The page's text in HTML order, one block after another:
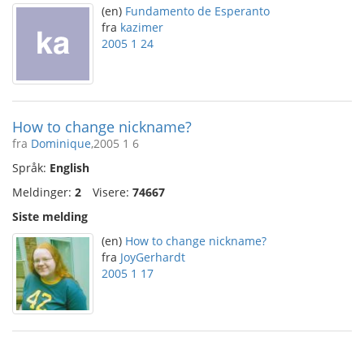
(en) Fundamento de Esperanto
fra kazimer
2005 1 24
How to change nickname?
fra Dominique,2005 1 6
Språk: English
Meldinger: 2 Visere: 74667
Siste melding
(en) How to change nickname?
fra JoyGerhardt
2005 1 17